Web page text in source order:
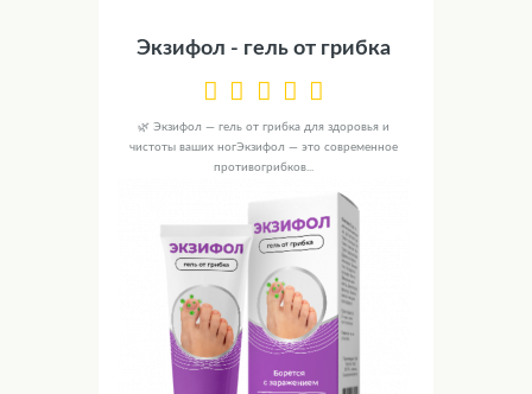
Экзифол - гель от грибка
🌿 Экзифол — гель от грибка для здоровья и
чистоты ваших ногЭкзифол — это современное
противогрибков...